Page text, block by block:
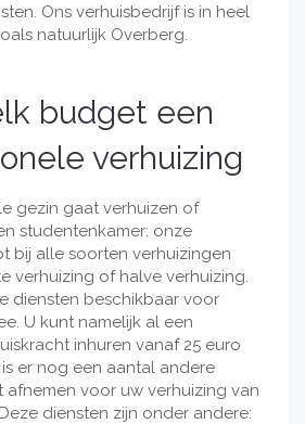
Ons verhuisbedrijf is in heel
natuurlijk Overberg.
budget een
verhuizing
gezin gaat verhuizen of
studentenkamer: onze
bij alle soorten verhuizingen
verhuizing of halve verhuizing.
diensten beschikbaar voor
U kunt namelijk al een
inhuren vanaf 25 euro
er nog een aantal andere
afnemen voor uw verhuizing van
diensten zijn onder andere: